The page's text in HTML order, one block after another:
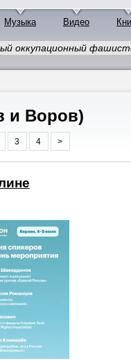
Музыка Видео
оккупационный
и Воров)
3 4 >